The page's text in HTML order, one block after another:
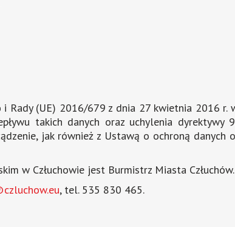
Rady (UE) 2016/679 z dnia 27 kwietnia 2016 r.
takich danych oraz uchylenia dyrektywy
jak również z Ustawą o ochroną danych
w Człuchowie jest Burmistrz Miasta Człuchów.
, tel. 535 830 465.